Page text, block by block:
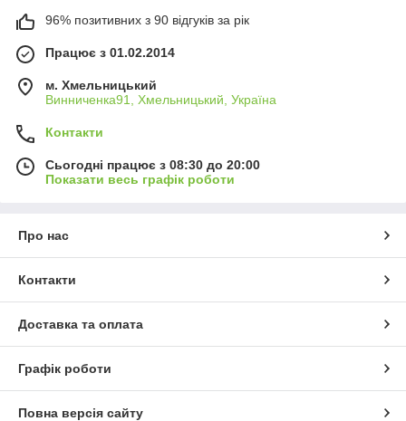
96% позитивних з 90 відгуків за рік
Працює з 01.02.2014
м. Хмельницький
Винниченка91, Хмельницький, Україна
Контакти
Сьогодні працює з 08:30 до 20:00
Показати весь графік роботи
Про нас
Контакти
Доставка та оплата
Графік роботи
Повна версія сайту